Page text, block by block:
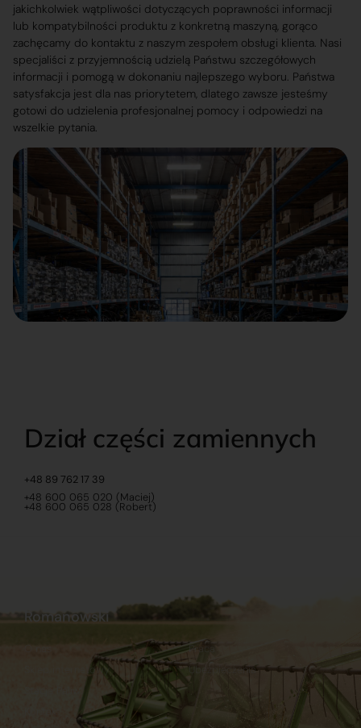
jakichkolwiek wątpliwości dotyczących poprawności informacji
lub kompatybilności produktu z konkretną maszyną, gorąco
zachęcamy do kontaktu z naszym zespołem obsługi klienta. Nasi
specjaliści z przyjemnością udzielą Państwu szczegółowych
informacji i pomogą w dokonaniu najlepszego wyboru. Państwa
satysfakcja jest dla nas priorytetem, dlatego zawsze jesteśmy
gotowi do udzielenia profesjonalnej pomocy i odpowiedzi na
wszelkie pytania.
Dział części zamiennych
+48 89 762 17 39
+48 600 065 020 (Maciej)
+48 600 065 028 (Robert)
Romanowski
Sklep internetowy
Praca
Ubezpieczenia